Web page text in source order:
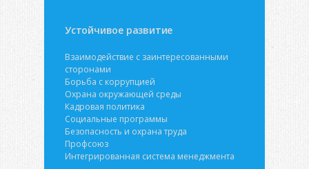
Устойчивое развитие
Взаимодействие с заинтересованными
сторонами
Борьба с коррупцией
Охрана окружающей среды
Кадровая политика
Социальные программы
Безопасность и охрана труда
Профсоюз
Интегрированная система менеджмента